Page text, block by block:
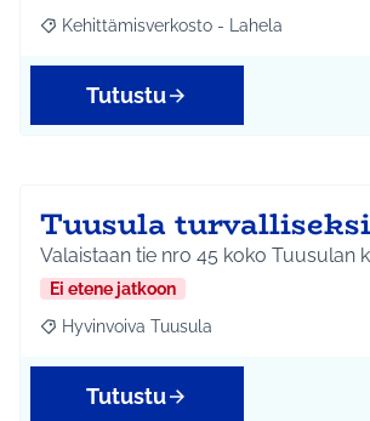
Rajaa tulokset aihepiirin mukaan:
Kehittämisverkosto - Lahela
Tutustu
Tuusula
Valaistaan tie nro 45 koko Tuusulan
Ei etene jatkoon
Rajaa tulokset aihepiirin mukaan:
Hyvinvoiva Tuusula
Tutustu